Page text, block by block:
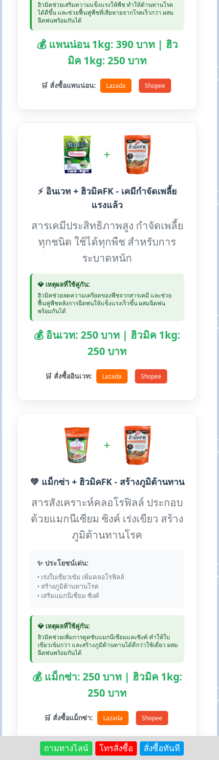
ฮิวมิคช่วยเสริมความแข็งแรงให้พืช ทำให้ต้านทานโรค
ได้ดีขึ้น และช่วยฟื้นฟูพืชที่เสียหายจากโรคเร็วกว่า ผสม
ฉีดพ่นพร้อมกันได้
💰 แพนน่อน 1kg: 390 บาท | ฮิว
มิค 1kg: 250 บาท
🛒 สั่งซื้อแพนน่อน: Lazada Shopee
+
⚡ อินเวท + ฮิวมิคFK - เคมีกำจัดเพลี้ย
แรงแล้ว
สารเคมีประสิทธิภาพสูง กำจัดเพลี้ย
ทุกชนิด ใช้ได้ทุกพืช สำหรับการ
ระบาดหนัก
💎 เหตุผลที่ใช้คู่กัน:
ฮิวมิคช่วยลดความเครียดของพืชจากสารเคมี และช่วย
ฟื้นฟูพืชหลังการฉีดพ่นให้แข็งแรงเร็วขึ้น ผสมฉีดพ่น
พร้อมกันได้
💰 อินเวท: 250 บาท | ฮิวมิค 1kg:
250 บาท
🛒 สั่งซื้ออินเวท: Lazada Shopee
+
💚 แม็กซ่า + ฮิวมิคFK - สร้างภูมิต้านทาน
สารสังเคราะห์คลอโรฟิลล์ ประกอบ
ด้วยแมกนีเซียม ซิงค์ เร่งเขียว สร้าง
ภูมิต้านทานโรค
✨ ประโยชน์เด่น:
• เร่งใบเขียวเข้ม เพิ่มคลอโรฟิลล์
• สร้างภูมิต้านทานโรค
• เสริมแมกนีเซียม ซิงค์
💎 เหตุผลที่ใช้คู่กัน:
ฮิวมิคช่วยเพิ่มการดูดซับแมกนีเซียมและซิงค์ ทำให้ใบ
เขียวเข้มกว่า และสร้างภูมิต้านทานได้ดีกว่าใช้เดี่ยว ผสม
ฉีดพ่นพร้อมกันได้
💰 แม็กซ่า: 250 บาท | ฮิวมิค 1kg:
250 บาท
🛒 สั่งซื้อแม็กซ่า: Lazada Shopee
ถามทางไลน์ โทรสั่งซื้อ สั่งซื้อทันที